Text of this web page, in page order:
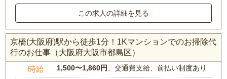
この求人の詳細を見る
京橋(大阪府)駅から徒歩1分！1Kマンションでのお掃除代
行のお仕事（大阪府大阪市都島区）
時給 1,500〜1,860円、交通費支給、前払い制度あり